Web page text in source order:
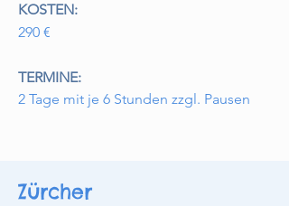
KOSTEN:
290 €
TERMINE:
2 Tage mit je 6 Stunden zzgl. Pausen
Zürcher